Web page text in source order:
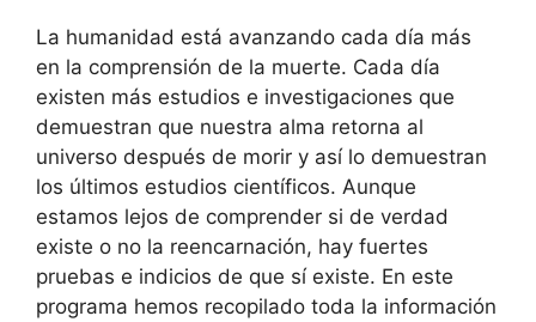
La humanidad está avanzando cada día más
en la comprensión de la muerte. Cada día
existen más estudios e investigaciones que
demuestran que nuestra alma retorna al
universo después de morir y así lo demuestran
los últimos estudios científicos. Aunque
estamos lejos de comprender si de verdad
existe o no la reencarnación, hay fuertes
pruebas e indicios de que sí existe. En este
programa hemos recopilado toda la información